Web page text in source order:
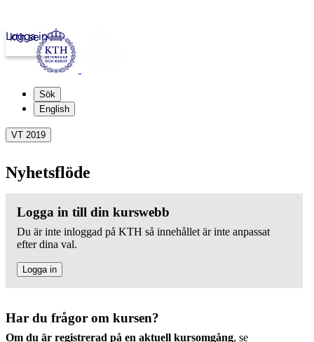
kth.se
Logga in
Sök
English
VT 2019
Nyhetsflöde
Logga in till din kurswebb
Du är inte inloggad på KTH så innehållet är inte anpassat
efter dina val.
Logga in
Har du frågor om kursen?
Om du är registrerad på en aktuell kursomgång, se